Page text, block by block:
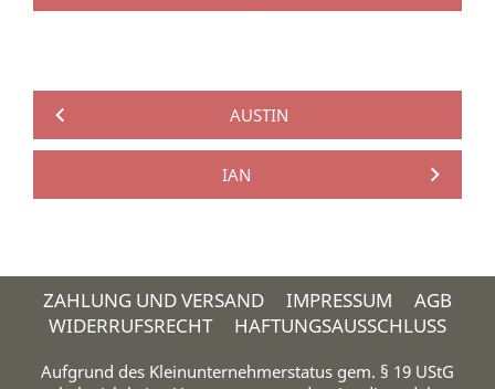
AUSTIN
IAN
ZAHLUNG UND VERSAND IMPRESSUM
AGB
WIDERRUFSRECHT
HAFTUNGSAUSSCHLUSS
Aufgrund des Kleinunternehmerstatus gem. § 19 UStG